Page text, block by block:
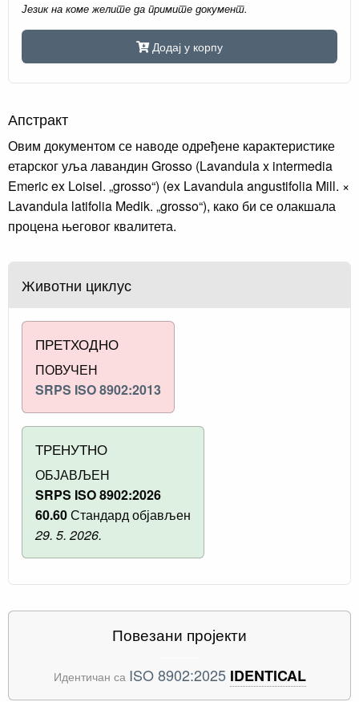
Језик на коме желите да примите документ.
Додај у корпу
Апстракт
Овим документом се наводе одређене карактеристике
етарског уља лавандин Grosso (Lavandula x intermedia
Emeric ex Loisel. „grosso“) (ex Lavandula angustifolia Mill. ×
Lavandula latifolia Medik. „grosso“), како би се олакшала
процена његовог квалитета.
Животни циклус
ПРЕТХОДНО
ПОВУЧЕН
SRPS ISO 8902:2013
ТРЕНУТНО
ОБЈАВЉЕН
SRPS ISO 8902:2026
60.60Стандард објављен
29. 5. 2026.
Повезани пројекти
Идентичан са ISO 8902:2025 IDENTICAL